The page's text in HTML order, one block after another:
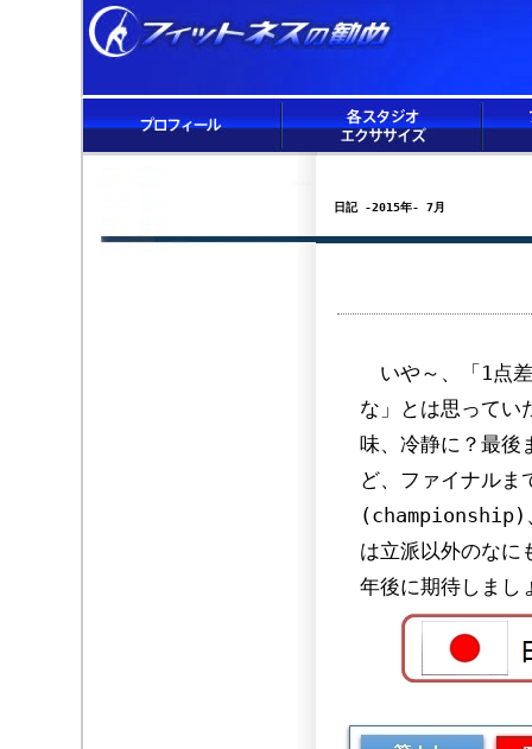
日記 -2015年- 7月
いや～、「1点
な」とは思ってい
味、冷静に？最後
ど、ファイナルま
(championship)
は立派以外のなに
年後に期待しまし